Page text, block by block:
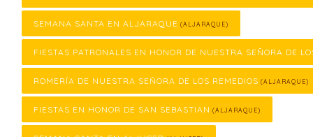
SEMANA SANTA EN ALJARAQUE (ALJARAQUE)
FIESTAS PATRONALES EN HONOR DE NUESTRA SEÑORA DE
ROMERÍA DE NUESTRA SEÑORA DE LOS REMEDIOS (ALJARAQUE)
FIESTAS EN HONOR DE SAN SEBASTIAN (ALJARAQUE)